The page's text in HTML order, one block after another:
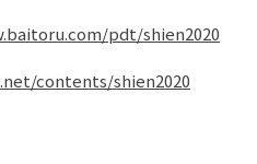
pdt/shien2020
contents/shien2020